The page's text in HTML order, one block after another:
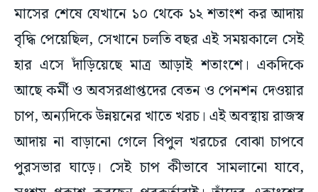
মাসের শেষে যেখানে ১০ থেকে ১২ শতাংশ কর আদায়
বৃদ্ধি পেয়েছিল, সেখানে চলতি বছর এই সময়কালে সেই
হার এসে দাঁড়িয়েছে মাত্র আড়াই শতাংশে। একদিকে
আছে কর্মী ও অবসরপ্রাপ্তদের বেতন ও পেনশন দেওয়ার
চাপ, অন্যদিকে উন্নয়নের খাতে খরচ। এই অবস্থায় রাজস্ব
আদায় না বাড়ানো গেলে বিপুল খরচের বোঝা চাপবে
পুরসভার ঘাড়ে। সেই চাপ কীভাবে সামলানো যাবে,